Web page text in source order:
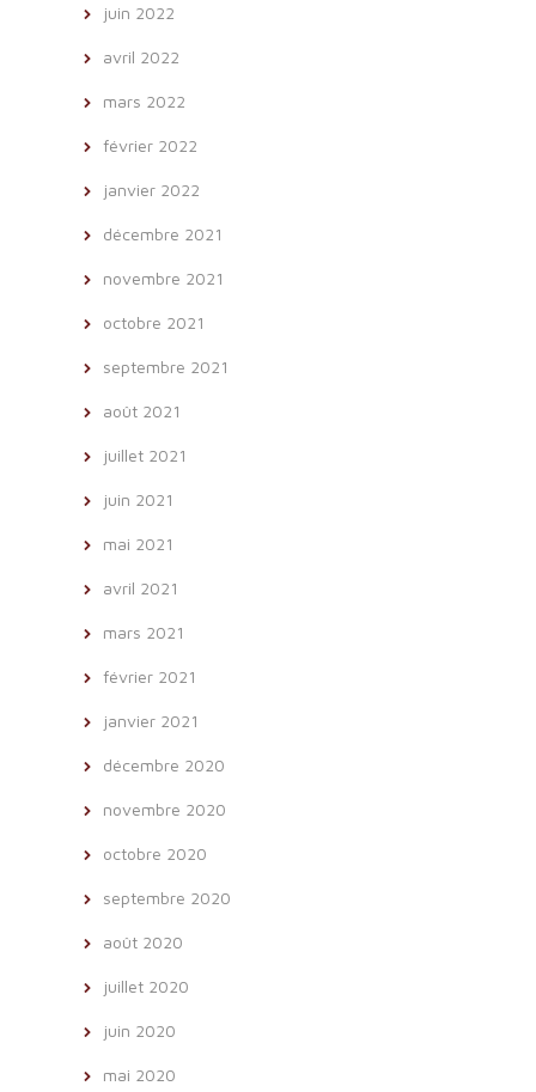
juin 2022
avril 2022
mars 2022
février 2022
janvier 2022
décembre 2021
novembre 2021
octobre 2021
septembre 2021
août 2021
juillet 2021
juin 2021
mai 2021
avril 2021
mars 2021
février 2021
janvier 2021
décembre 2020
novembre 2020
octobre 2020
septembre 2020
août 2020
juillet 2020
juin 2020
mai 2020